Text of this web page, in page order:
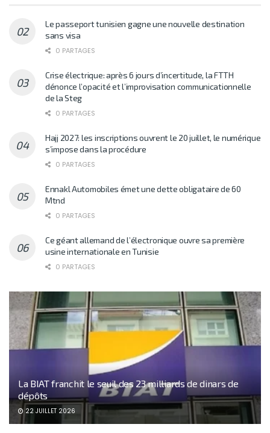
Le passeport tunisien gagne une nouvelle destination
sans visa
0 PARTAGES
Crise électrique: après 6 jours d’incertitude, la FTTH
dénonce l’opacité et l’improvisation communicationnelle
de la Steg
0 PARTAGES
Hajj 2027: les inscriptions ouvrent le 20 juillet, le numérique
s’impose dans la procédure
0 PARTAGES
Ennakl Automobiles émet une dette obligataire de 60
Mtnd
0 PARTAGES
Ce géant allemand de l’électronique ouvre sa première
usine internationale en Tunisie
0 PARTAGES
La BIAT franchit le seuil des 23 milliards de dinars de
dépôts
22 JUILLET 2026